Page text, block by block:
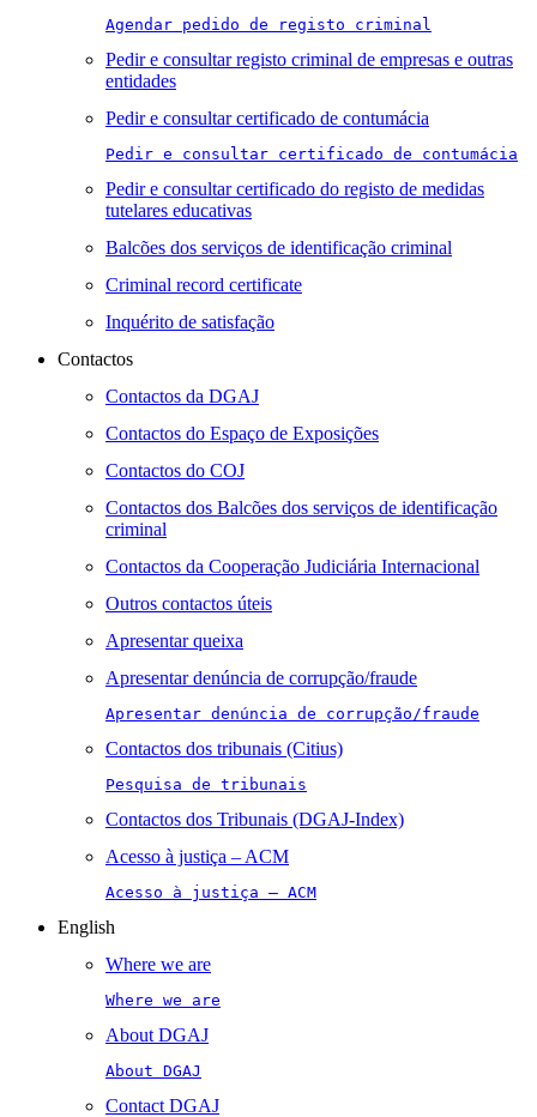
Agendar pedido de registo criminal
Pedir e consultar registo criminal de empresas e outras
entidades
Pedir e consultar certificado de contumácia
Pedir e consultar certificado de contumácia
Pedir e consultar certificado do registo de medidas
tutelares educativas
Balcões dos serviços de identificação criminal
Criminal record certificate
Inquérito de satisfação
Contactos
Contactos da DGAJ
Contactos do Espaço de Exposições
Contactos do COJ
Contactos dos Balcões dos serviços de identificação
criminal
Contactos da Cooperação Judiciária Internacional
Outros contactos úteis
Apresentar queixa
Apresentar denúncia de corrupção/fraude
Apresentar denúncia de corrupção/fraude
Contactos dos tribunais (Citius)
Pesquisa de tribunais
Contactos dos Tribunais (DGAJ-Index)
Acesso à justiça – ACM
Acesso à justiça – ACM
English
Where we are
Where we are
About DGAJ
About DGAJ
Contact DGAJ